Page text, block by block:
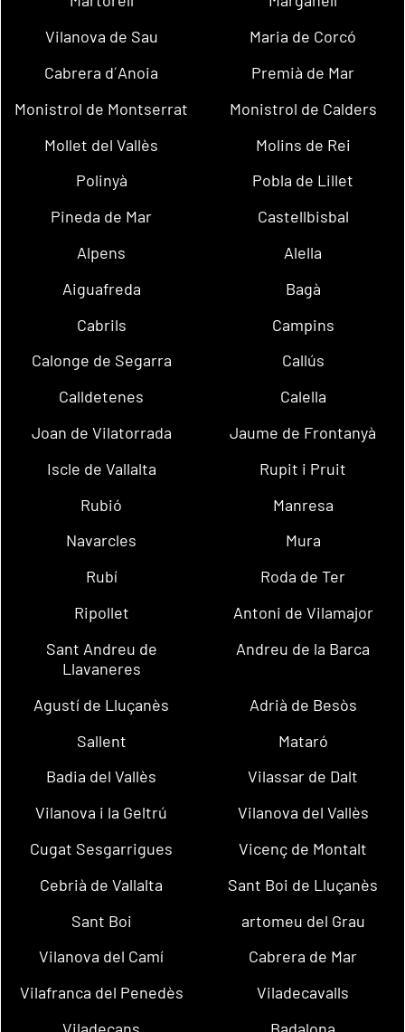
Vilanova de Sau
Maria de Corcó
Cabrera d´Anoia
Premià de Mar
Monistrol de Montserrat
Monistrol de Calders
Mollet del Vallès
Molins de Rei
Polinyà
Pobla de Lillet
Pineda de Mar
Castellbisbal
Alpens
Alella
Aiguafreda
Bagà
Cabrils
Campins
Calonge de Segarra
Callús
Calldetenes
Calella
Joan de Vilatorrada
Jaume de Frontanyà
Iscle de Vallalta
Rupit i Pruit
Rubió
Manresa
Navarcles
Mura
Rubí
Roda de Ter
Ripollet
Antoni de Vilamajor
Sant Andreu de
Llavaneres
Andreu de la Barca
Agustí de Lluçanès
Adrià de Besòs
Sallent
Mataró
Badia del Vallès
Vilassar de Dalt
Vilanova i la Geltrú
Vilanova del Vallès
Cugat Sesgarrigues
Vicenç de Montalt
Cebrià de Vallalta
Sant Boi de Lluçanès
Sant Boi
artomeu del Grau
Vilanova del Camí
Cabrera de Mar
Vilafranca del Penedès
Viladecavalls